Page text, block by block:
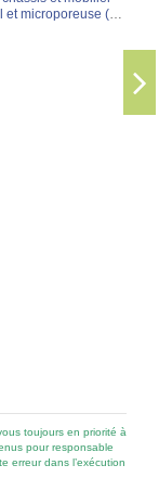
toujours en priorité à
pour responsable